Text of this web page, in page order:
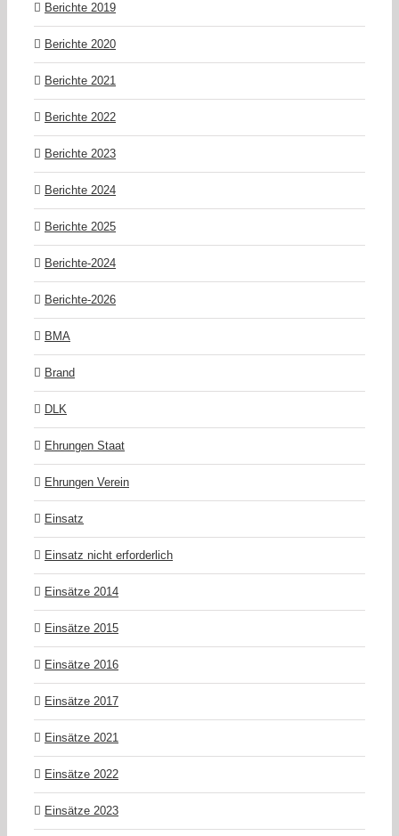
Berichte 2019
Berichte 2020
Berichte 2021
Berichte 2022
Berichte 2023
Berichte 2024
Berichte 2025
Berichte-2024
Berichte-2026
BMA
Brand
DLK
Ehrungen Staat
Ehrungen Verein
Einsatz
Einsatz nicht erforderlich
Einsätze 2014
Einsätze 2015
Einsätze 2016
Einsätze 2017
Einsätze 2021
Einsätze 2022
Einsätze 2023